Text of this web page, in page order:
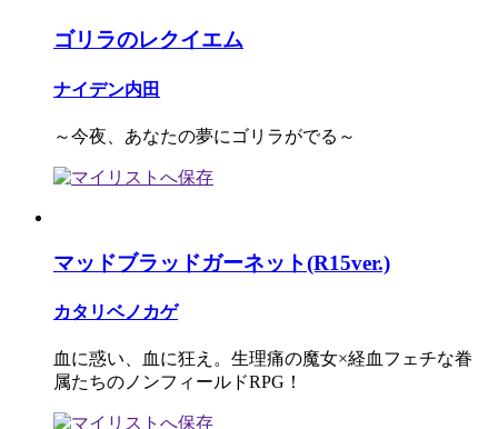
ゴリラのレクイエム
ナイデン内田
～今夜、あなたの夢にゴリラがでる～
マッドブラッドガーネット(R15ver.)
カタリベノカゲ
血に惑い、血に狂え。生理痛の魔女×経血フェチな眷
属たちのノンフィールドRPG！